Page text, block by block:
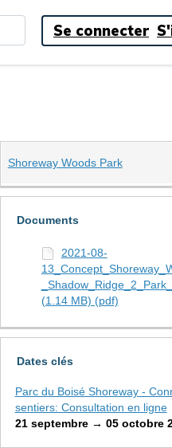
Se connecter
Shoreway Woods Park(Liens
Documents
2021-08-
(1.14 MB) (pdf)
Dates clés
Parc du Boisé Shoreway -
sentiers: Consultation en ligne
21 septembre → 05 octobre